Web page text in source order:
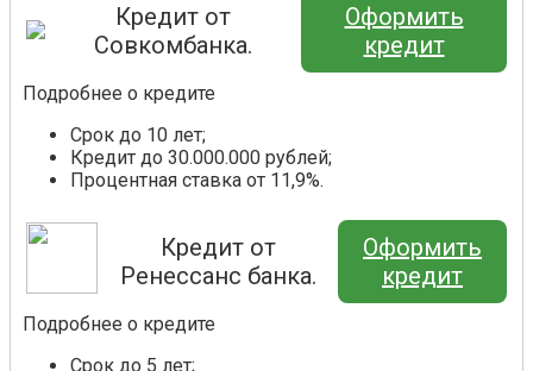
Кредит от
Совкомбанка.
Оформить
кредит
Подробнее о кредите
Срок до 10 лет;
Кредит до 30.000.000 рублей;
Процентная ставка от 11,9%.
Кредит от
Ренессанс банка.
Оформить
кредит
Подробнее о кредите
Срок до 5 лет;